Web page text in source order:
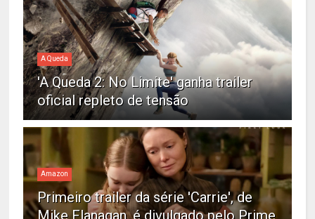
A Queda
'A Queda 2: No Limite' ganha trailer
oficial repleto de tensão
Amazon
Primeiro trailer da série 'Carrie', de
Mike Flanagan, é divulgado pelo Prime